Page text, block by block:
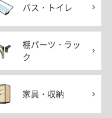
バス・トイレ
棚パーツ・ラッ
ク
家具・収納